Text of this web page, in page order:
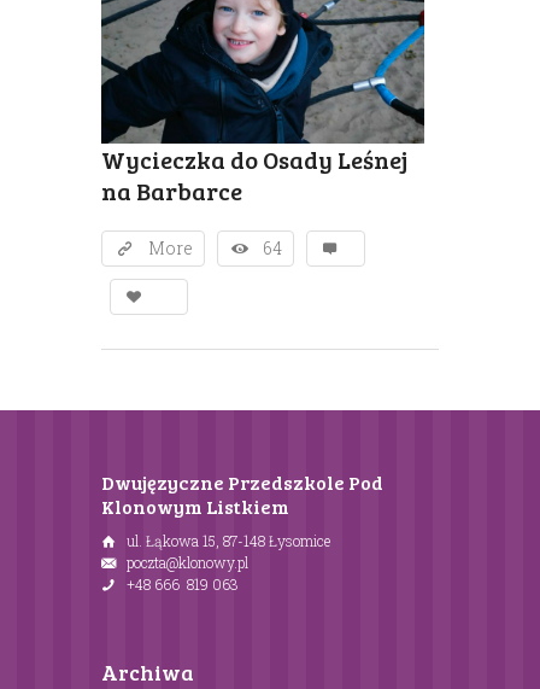
Wycieczka do Osady Leśnej
na Barbarce
More 64
Dwujęzyczne Przedszkole Pod
Klonowym Listkiem
ul. Łąkowa 15, 87-148 Łysomice
poczta@klonowy.pl
+48 666 819 063
Archiwa